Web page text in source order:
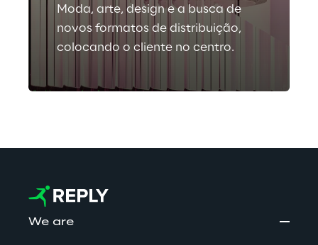
Moda, arte, design e a busca de
novos formatos de distribuição,
colocando o cliente no centro.
We are